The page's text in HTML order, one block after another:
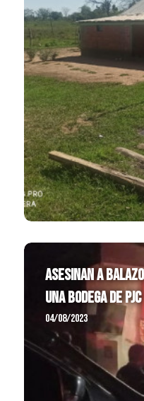
Asesinan a
una bodega de PJC
04/08/2023